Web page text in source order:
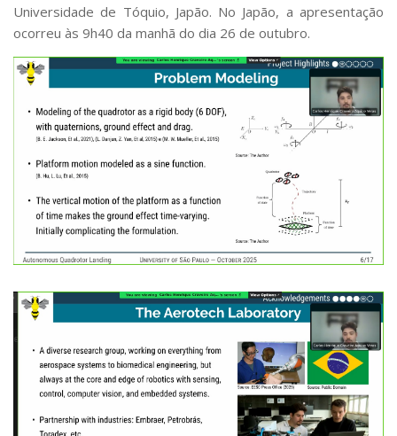
RH, Administrativo e Financeiro
Outros serviços
Comunicação
Assessorias e Mídias
Jornal da USP
Agenda de Eventos
Universidade de Tóquio, Japão. No Japão, a apresentação
ocorreu às 9h40 da manhã do dia 26 de outubro.